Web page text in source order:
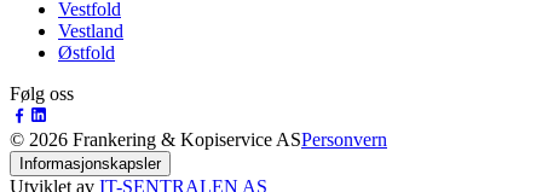
Vestfold
Vestland
Østfold
Følg oss
© 2026 Frankering & Kopiservice ASPersonvern
Informasjonskapsler
Utviklet av IT-SENTRALEN AS